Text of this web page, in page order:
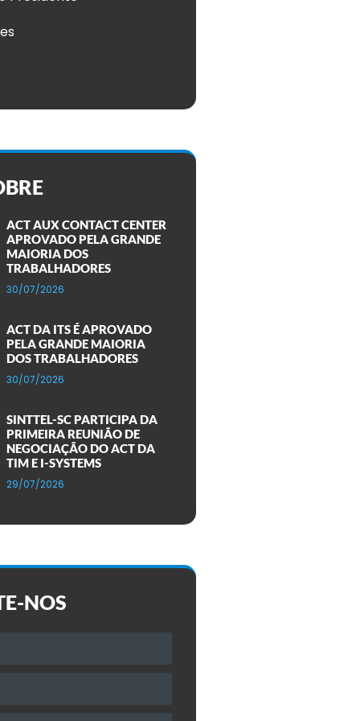
ACT AUX CONTACT CENTER
APROVADO PELA GRANDE
MAIORIA DOS
TRABALHADORES
30/07/2026
ACT DA ITS É APROVADO
PELA GRANDE MAIORIA
DOS TRABALHADORES
30/07/2026
SINTTEL-SC PARTICIPA DA
PRIMEIRA REUNIÃO DE
NEGOCIAÇÃO DO ACT DA
TIM E I-SYSTEMS
29/07/2026
NOS